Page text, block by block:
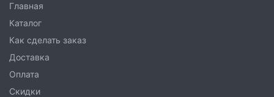
Главная
Каталог
Как сделать заказ
Доставка
Оплата
Скидки